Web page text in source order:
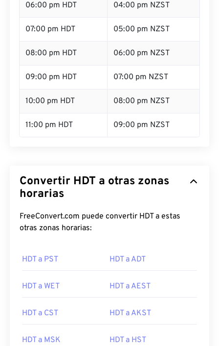
06:00 pm HDT 04:00 pm NZST
07:00 pm HDT 05:00 pm NZST
08:00 pm HDT 06:00 pm NZST
09:00 pm HDT 07:00 pm NZST
10:00 pm HDT 08:00 pm NZST
11:00 pm HDT 09:00 pm NZST
Convertir HDT a otras zonas
horarias
FreeConvert.com puede convertir HDT a estas
otras zonas horarias:
HDT a PST HDT a ADT
HDT a WET HDT a AEST
HDT a CST HDT a AKST
HDT a MSK HDT a HST